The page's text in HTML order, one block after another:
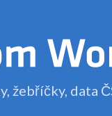
žebříčky, data